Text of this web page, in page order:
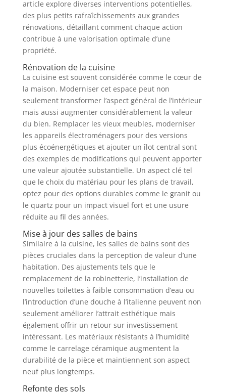
article explore diverses interventions potentielles,
des plus petits rafraîchissements aux grandes
rénovations, détaillant comment chaque action
contribue à une valorisation optimale d’une
propriété.
Rénovation de la cuisine
La cuisine est souvent considérée comme le cœur de
la maison. Moderniser cet espace peut non
seulement transformer l’aspect général de l’intérieur
mais aussi augmenter considérablement la valeur
du bien. Remplacer les vieux meubles, moderniser
les appareils électroménagers pour des versions
plus écoénergétiques et ajouter un îlot central sont
des exemples de modifications qui peuvent apporter
une valeur ajoutée substantielle. Un aspect clé tel
que le choix du matériau pour les plans de travail,
optez pour des options durables comme le granit ou
le quartz pour un impact visuel fort et une usure
réduite au fil des années.
Mise à jour des salles de bains
Similaire à la cuisine, les salles de bains sont des
pièces cruciales dans la perception de valeur d’une
habitation. Des ajustements tels que le
remplacement de la robinetterie, l’installation de
nouvelles toilettes à faible consommation d’eau ou
l’introduction d’une douche à l’italienne peuvent non
seulement améliorer l’attrait esthétique mais
également offrir un retour sur investissement
intéressant. Les matériaux résistants à l’humidité
comme le carrelage céramique augmentent la
durabilité de la pièce et maintiennent son aspect
neuf plus longtemps.
Refonte des sols